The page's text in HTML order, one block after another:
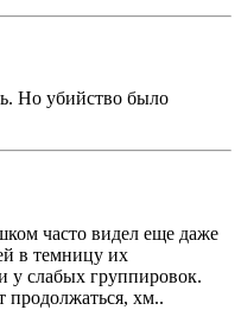
Но убийство было
часто видел еще даже
в темницу их
у слабых группировок.
продолжаться, хм..